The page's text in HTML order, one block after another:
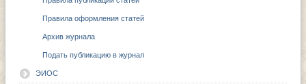
Правила оформления статей
Архив журнала
Подать публикацию в журнал
ЭИОС